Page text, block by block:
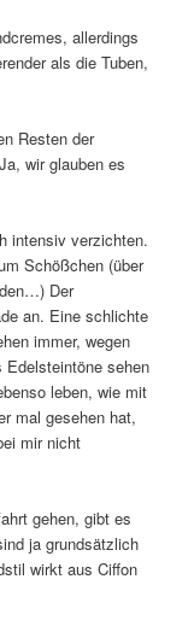
allerdings
als die Tuben,
Resten der
wir glauben es
intensiv verzichten.
Schößchen (über
Der
an. Eine schlichte
immer, wegen
sehen
leben, wie mit
mal gesehen hat,
mir nicht
gehen, gibt es
ja grundsätzlich
wirkt aus Ciffon